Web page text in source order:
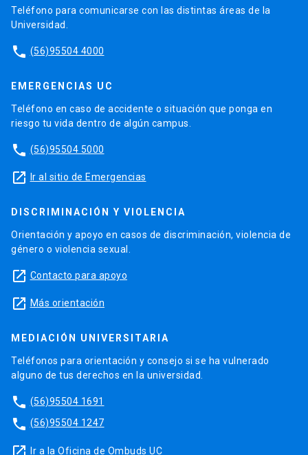
Teléfono para comunicarse con las distintas áreas de la
Universidad.
phone (56)95504 4000
EMERGENCIAS UC
Teléfono en caso de accidente o situación que ponga en
riesgo tu vida dentro de algún campus.
phone (56)95504 5000
launch Ir al sitio de Emergencias
DISCRIMINACIÓN Y VIOLENCIA
Orientación y apoyo en casos de discriminación, violencia de
género o violencia sexual.
launch Contacto para apoyo
launch Más orientación
MEDIACIÓN UNIVERSITARIA
Teléfonos para orientación y consejo si se ha vulnerado
alguno de tus derechos en la universidad.
phone (56)95504 1691
phone (56)95504 1247
launch Ir a la Oficina de Ombuds UC